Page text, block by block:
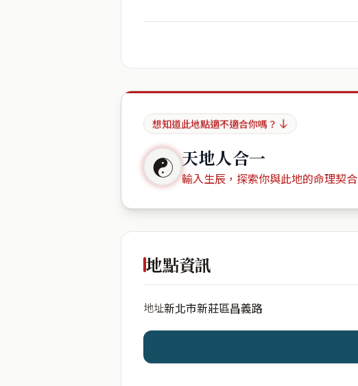
想知道此地點適不適合你嗎？
☯ 天地人合一
輸入生辰，探索你與此地的命理契合
地點資訊
地址新北市新莊區昌義路